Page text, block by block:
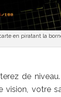
en piratant la
de
votre